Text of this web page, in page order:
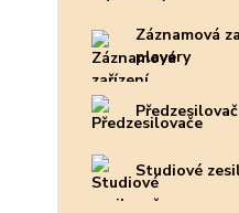
Záznamová
playery
Studiové